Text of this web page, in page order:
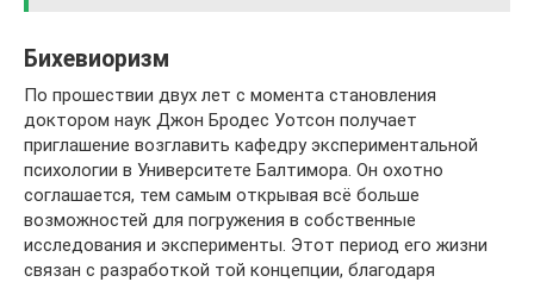
Бихевиоризм
По прошествии двух лет с момента становления
доктором наук Джон Бродес Уотсон получает
приглашение возглавить кафедру экспериментальной
психологии в Университете Балтимора. Он охотно
соглашается, тем самым открывая всё больше
возможностей для погружения в собственные
исследования и эксперименты. Этот период его жизни
связан с разработкой той концепции, благодаря